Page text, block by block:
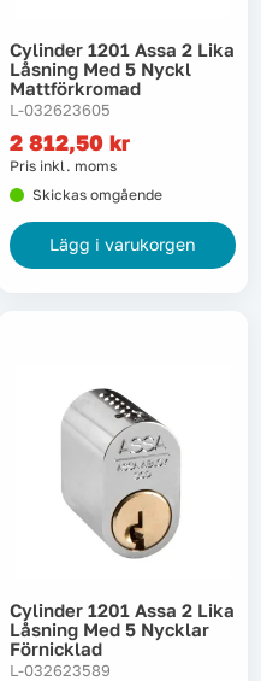
Cylinder 1201 Assa 2 Lika
Låsning Med 5 Nyckl
Mattförkromad
L-032623605
2 812,50 kr
Pris inkl. moms
Skickas omgående
Lägg i varukorgen
Cylinder 1201 Assa 2 Lika
Låsning Med 5 Nycklar
Förnicklad
L-032623589